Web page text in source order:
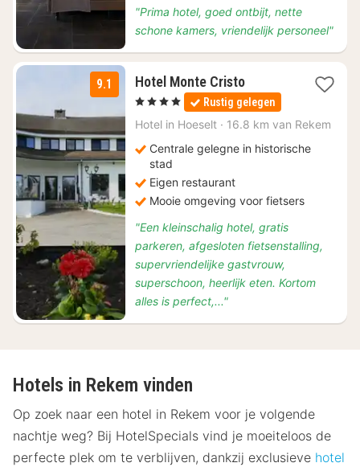
"Prima hotel, goed ontbijt, nette
schone kamers, vriendelijk personeel"
9.1 Hotel Monte Cristo1
nacht
vanaf
€
, 4 Sterren Rustig gelegen
Hotel in Hoeselt · 16.8 km van Rekem
Centrale gelegne in historische
stad
Eigen restaurant
Mooie omgeving voor fietsers
"Een kleinschalig hotel, gratis
parkeren, afgesloten fietsenstalling,
supervriendelijke gastvrouw,
superschoon, heerlijk eten. Kortom
alles is perfect,..."
Hotels in Rekem vinden
Op zoek naar een hotel in Rekem voor je volgende
nachtje weg? Bij HotelSpecials vind je moeiteloos de
perfecte plek om te verblijven, dankzij exclusieve hotel